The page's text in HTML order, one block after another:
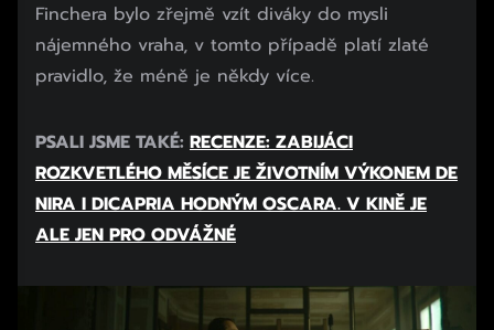
Finchera bylo zřejmě vzít diváky do mysli
nájemného vraha, v tomto případě platí zlaté
pravidlo, že méně je někdy více.
PSALI JSME TAKÉ: RECENZE: ZABIJÁCI
ROZKVETLÉHO MĚSÍCE JE ŽIVOTNÍM VÝKONEM DE
NIRA I DICAPRIA HODNÝM OSCARA. V KINĚ JE
ALE JEN PRO ODVÁŽNÉ